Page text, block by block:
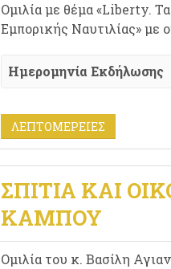
Ομιλία με θέμα«Liberty. Τα
Εμπορικής Ναυτιλίας» με
Ημερομηνία Εκδήλωσης
ΛΕΠΤΟΜΈΡΕΙΕΣ
ΣΠΙΤΙΑ ΚΑΙ
ΚΑΜΠΟΥ
Ομιλία του κ. Βασίλη